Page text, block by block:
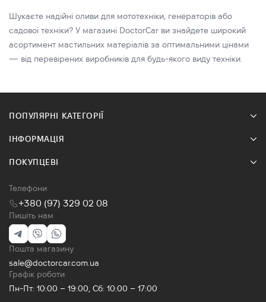
Шукаєте надійні оливи для мототехніки, генераторів або
садової техніки? У магазині DoctorCar ви знайдете широкий
асортимент мастильних матеріалів за оптимальними цінами
— від перевірених виробників для будь-якого виду техніки.
ПОПУЛЯРНІ КАТЕГОРІЇ
ІНФОРМАЦІЯ
ПОКУПЦЕВІ
Телефони
+380 (97) 329 02 08
Пишіть нам
Пошта магазину
sale@doctorcar.com.ua
Графік роботи
Пн-Пт: 10:00 – 19:00, Сб: 10:00 – 17:00